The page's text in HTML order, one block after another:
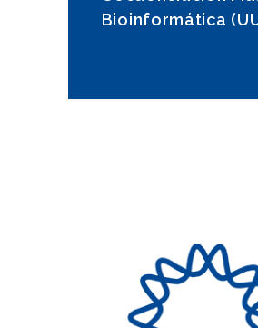
Bioinformática